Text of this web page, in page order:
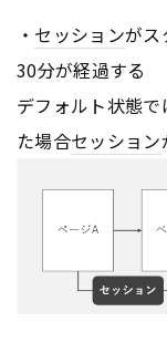
・ セッションがス
30分が経過する
デフォルト状態
た場合セッション